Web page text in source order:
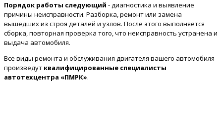
Порядок работы следующий - диагностика и выявление
причины неисправности. Разборка, ремонт или замена
вышедших из строя деталей и узлов. После этого выполняется
сборка, повторная проверка того, что неисправность устранена и
выдача автомобиля.
Все виды ремонта и обслуживания двигателя вашего автомобиля
произведут квалифицированные специалисты
автотехцентра «ПМРК».